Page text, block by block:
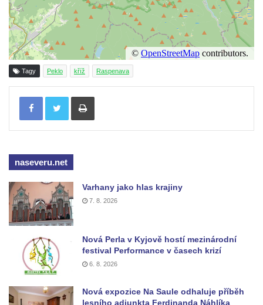
Centrální kříž hřbitova v Kozlech
Kříž východně od Oparna u cesty na Lovoš
Pamětní kříž na Lovoši
Kříž na rozcestí u domu čp. 49 ve Svojkově
Centrální kříž bývalého hřbitova v Horním
Kříž jižně od Prysku
Neugebauerův kříž východně od Sloupu v
Čechách
Kříž u kostela Zvěstování Panny Marie v
Duchcově
Údajný kříž před kostelem svatých Petra a
Pavla v Jeníkově
Kříž na návsi v Jeníkově
Kříž na křižovatce v Teplické ulici v Lahošti
Kříž U Pěti lip na pastvině severovýchodně
Tagy Peklo kříž Raspenava
Tisknout
naseveru.net
Varhany jako hlas krajiny
7. 8. 2026
Nová Perla v Kyjově hostí mezinárodní
festival Performance v časech krizí
6. 8. 2026
Nová expozice Na Saule odhaluje příběh
lesního adjunkta Ferdinanda Náhlíka